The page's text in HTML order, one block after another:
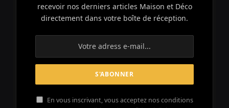
recevoir nos derniers articles Maison et Déco
directement dans votre boîte de réception.
En vous inscrivant, vous acceptez nos conditions